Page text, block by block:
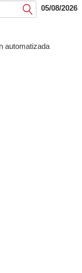
Submit05/08/2026
automatizada